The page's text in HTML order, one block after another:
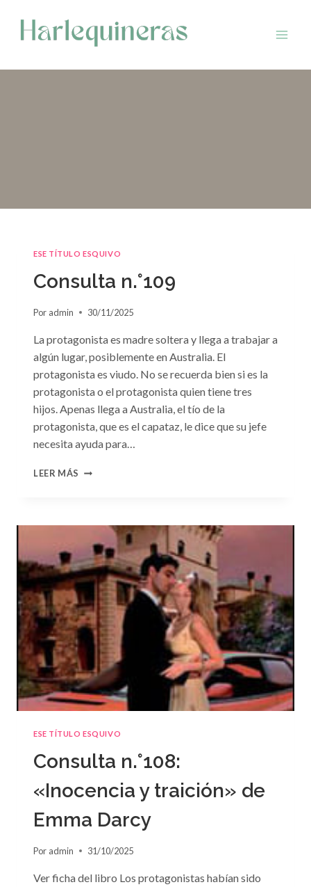
contenido
ESE TÍTULO ESQUIVO
Consulta n.°109
Por admin 30/11/2025
La protagonista es madre soltera y llega a trabajar a
algún lugar, posiblemente en Australia. El
protagonista es viudo. No se recuerda bien si es la
protagonista o el protagonista quien tiene tres
hijos. Apenas llega a Australia, el tío de la
protagonista, que es el capataz, le dice que su jefe
necesita ayuda para…
LEER MÁS CONSULTA
ESE TÍTULO ESQUIVO
Consulta n.°108:
«Inocencia y traición» de
Emma Darcy
Por admin 31/10/2025
Ver ficha del libro Los protagonistas habían sido